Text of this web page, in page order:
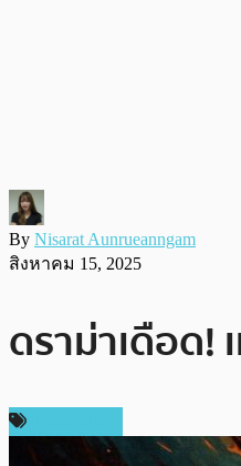
By Nisarat Aunrueanngam
สิงหาคม 15, 2025
ดราม่าเดือด!